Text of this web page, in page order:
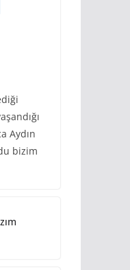
Aydın
bizim